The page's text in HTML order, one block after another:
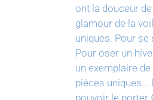
ont la douceur
glamour de la
uniques. Pour se
Pour oser un
un exemplaire
pièces uniques...
pouvoir le porter